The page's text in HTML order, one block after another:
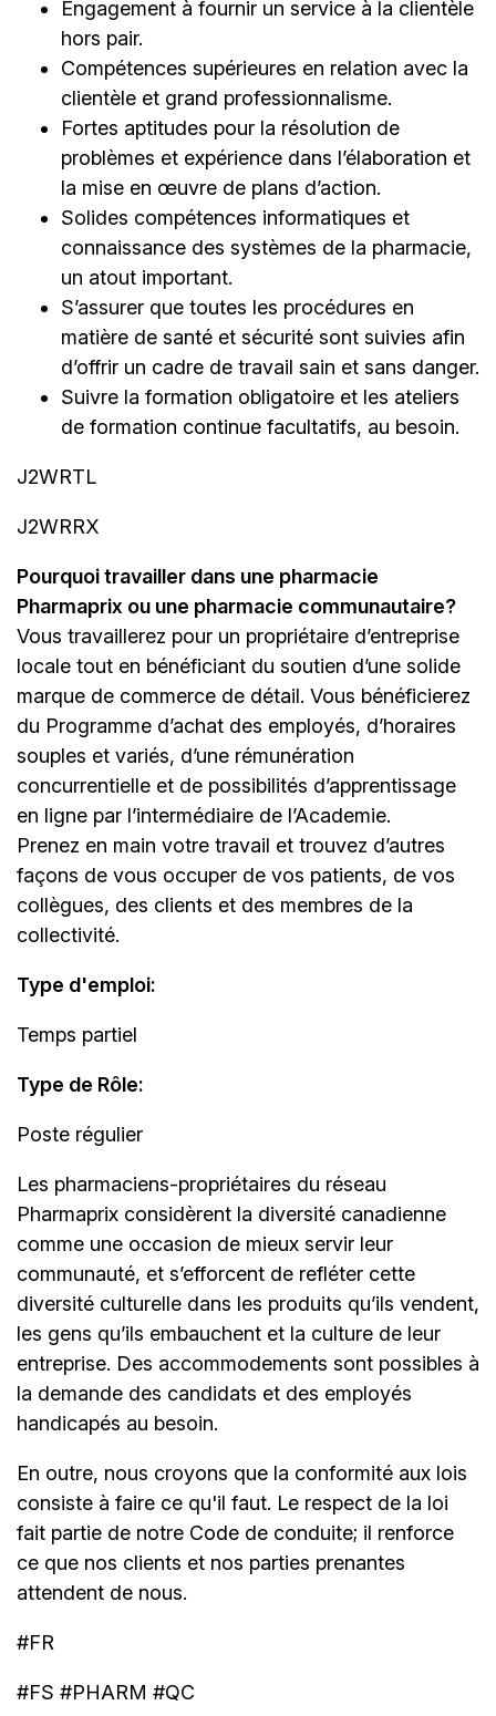
Engagement à fournir un service à la clientèle
hors pair.
Compétences supérieures en relation avec la
clientèle et grand professionnalisme.
Fortes aptitudes pour la résolution de
problèmes et expérience dans l’élaboration et
la mise en œuvre de plans d’action.
Solides compétences informatiques et
connaissance des systèmes de la pharmacie,
un atout important.
S’assurer que toutes les procédures en
matière de santé et sécurité sont suivies afin
d’offrir un cadre de travail sain et sans danger.
Suivre la formation obligatoire et les ateliers
de formation continue facultatifs, au besoin.
J2WRTL
J2WRRX
Pourquoi travailler dans une pharmacie
Pharmaprix ou une pharmacie communautaire?
Vous travaillerez pour un propriétaire d’entreprise
locale tout en bénéficiant du soutien d’une solide
marque de commerce de détail. Vous bénéficierez
du Programme d’achat des employés, d’horaires
souples et variés, d’une rémunération
concurrentielle et de possibilités d’apprentissage
en ligne par l’intermédiaire de l’Academie.
Prenez en main votre travail et trouvez d’autres
façons de vous occuper de vos patients, de vos
collègues, des clients et des membres de la
collectivité.
Type d'emploi:
Temps partiel
Type de Rôle:
Poste régulier
Les pharmaciens-propriétaires du réseau
Pharmaprix considèrent la diversité canadienne
comme une occasion de mieux servir leur
communauté, et s’efforcent de refléter cette
diversité culturelle dans les produits qu’ils vendent,
les gens qu’ils embauchent et la culture de leur
entreprise. Des accommodements sont possibles à
la demande des candidats et des employés
handicapés au besoin.
En outre, nous croyons que la conformité aux lois
consiste à faire ce qu'il faut. Le respect de la loi
fait partie de notre Code de conduite; il renforce
ce que nos clients et nos parties prenantes
attendent de nous.
#FR
#FS #PHARM #QC